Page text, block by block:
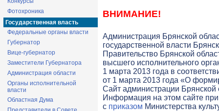
Фотохроника
Государственная власть
Федеральные органы власти
Губернатор
Вице-губернатор
Заместители Губернатора
Администрация области
Органы исполнительной
власти
Областная Дума
ВНИМАНИЕ!
Администрация Брянской
государственной власти
Правительство Брянской
высшего исполнительного
1 марта 2013 года в
от 1 марта 2013 года «О
Cайт администрации Брянской
Информация на этом сайте
с приказом Министерства